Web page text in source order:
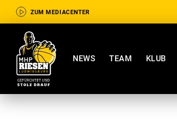
ZUM MEDIACENTER
NEWS TEAM KLUB